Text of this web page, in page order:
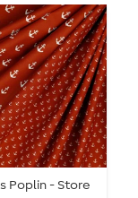
Poplin - Store